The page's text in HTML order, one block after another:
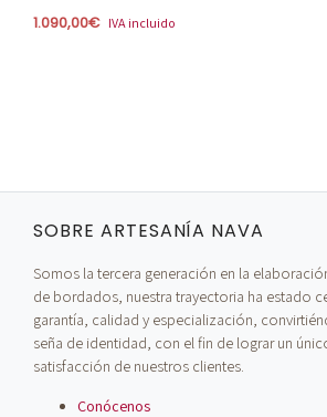
1.090,00€ IVA incluido
SOBRE ARTESANÍA NAVA
Somos la tercera generación en la
de bordados, nuestra trayectoria ha estado
garantía, calidad y especialización,
seña de identidad, con el fin de lograr un
satisfacción de nuestros clientes.
Conócenos